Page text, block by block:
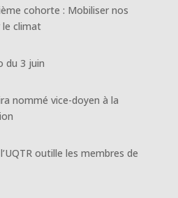
cohorte : Mobiliser nos
le climat
du 3 juin
nommé vice-doyen à la
outille les membres de